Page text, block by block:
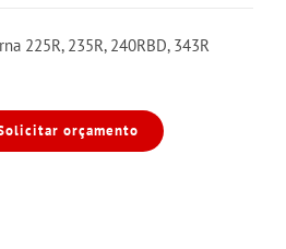
225R, 235R, 240RBD, 343R
343R
orçamento